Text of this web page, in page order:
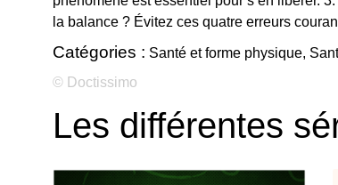
la balance ? Évitez ces quatre erreurs
Catégories : Santé et forme physique,
© Doctissimo
Les différentes